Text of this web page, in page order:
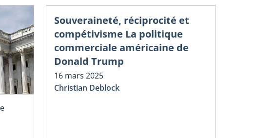
Souveraineté, réciprocité et
compétivisme La politique
commerciale américaine de
Donald Trump
16 mars 2025
Christian Deblock